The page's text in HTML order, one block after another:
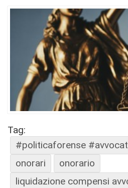
Tag:
#politicaforense
onorari
onorario
liquidazione compensi